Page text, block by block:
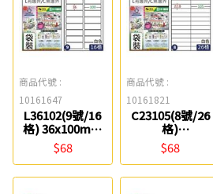
商品代號 :
10161647
L36102(9號/16
格) 36x100mm
A4三用電腦標籤
鶴屋
$68
商品代號 :
10161821
C23105(8號/26
格)
22.8x105mm A4
三用電腦標籤 鶴
屋
$68